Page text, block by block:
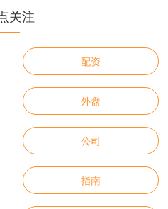
关注
配资
外盘
公司
指南